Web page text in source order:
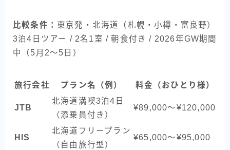
比較条件： 東京発・北海道（札幌・小樽・富良野）
3泊4日ツアー / 2名1室 / 朝食付き / 2026年GW期間
中（5月2〜5日）
旅行会社 プラン名（例） 料金（おひとり様）
JTB
北海道満喫3泊4日
（添乗員付き）
¥89,000〜¥120,000
HIS
北海道フリープラン
（自由旅行型）
¥65,000〜¥95,000